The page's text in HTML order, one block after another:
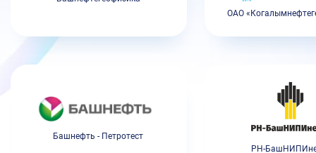
ОАО
Башнефть - Петротест
РН-